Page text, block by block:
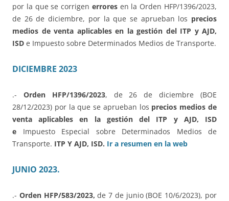
por la que se corrigen erroresen la Orden HFP/1396/2023,
de 26 de diciembre, por la que se aprueban los precios
medios de venta aplicables en la gestión del ITP y AJD,
ISD e Impuesto sobre Determinados Medios de Transporte.
DICIEMBRE 2023
.- Orden HFP/1396/2023, de 26 de diciembre (BOE
28/12/2023) por la que se aprueban los precios medios de
venta aplicables en la gestión del ITP y AJD, ISD
e Impuesto Especial sobre Determinados Medios de
Transporte. ITP Y AJD, ISD. Ir a resumen en la web
JUNIO 2023.
.- Orden HFP/583/2023, de 7 de junio (BOE 10/6/2023), por